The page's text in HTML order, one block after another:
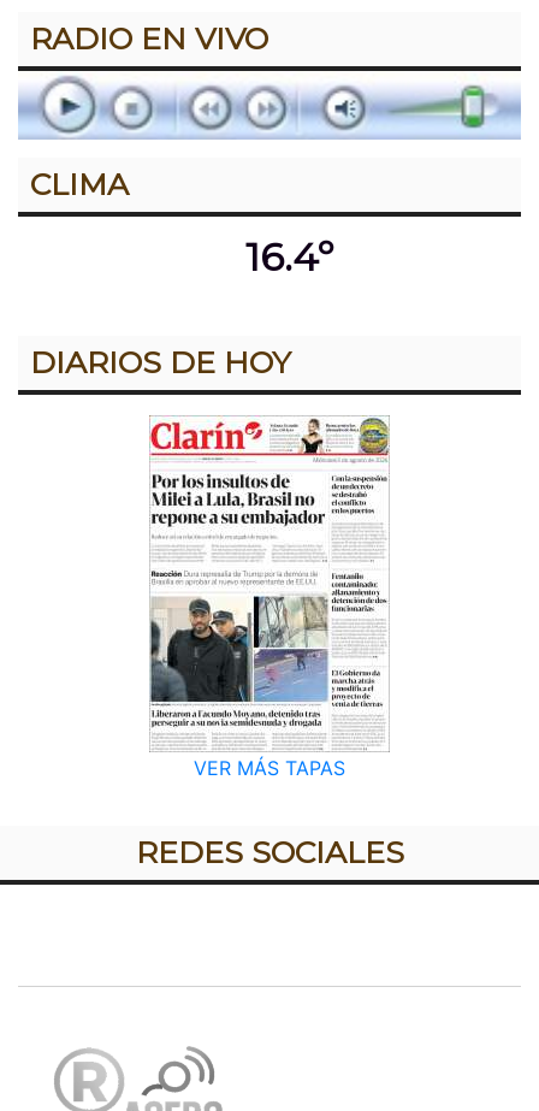
RADIO EN VIVO
CLIMA
16.4º
DIARIOS DE HOY
VER MÁS TAPAS
REDES SOCIALES